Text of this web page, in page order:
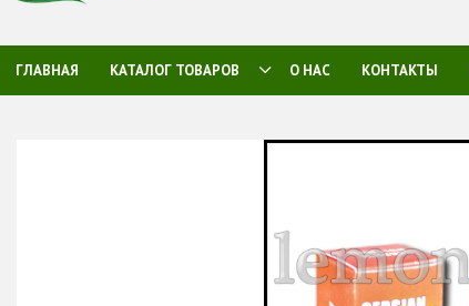
ГЛАВНАЯ КАТАЛОГ ТОВАРОВ О НАС КОНТАКТЫ